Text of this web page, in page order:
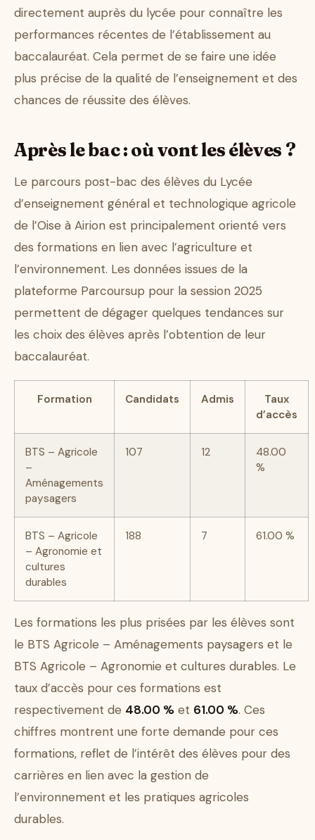
directement auprès du lycée pour connaître les
performances récentes de l’établissement au
baccalauréat. Cela permet de se faire une idée
plus précise de la qualité de l’enseignement et des
chances de réussite des élèves.
Après le bac : où vont les élèves ?
Le parcours post-bac des élèves du Lycée
d’enseignement général et technologique agricole
de l’Oise à Airion est principalement orienté vers
des formations en lien avec l’agriculture et
l’environnement. Les données issues de la
plateforme Parcoursup pour la session 2025
permettent de dégager quelques tendances sur
les choix des élèves après l’obtention de leur
baccalauréat.
Formation Candidats Admis
Taux
d’accès
BTS – Agricole
–
Aménagements
paysagers
107 12
48.00
%
BTS – Agricole
– Agronomie et
cultures
durables
188 7 61.00 %
Les formations les plus prisées par les élèves sont
le BTS Agricole – Aménagements paysagers et le
BTS Agricole – Agronomie et cultures durables. Le
taux d’accès pour ces formations est
respectivement de 48.00 % et 61.00 %. Ces
chiffres montrent une forte demande pour ces
formations, reflet de l’intérêt des élèves pour des
carrières en lien avec la gestion de
l’environnement et les pratiques agricoles
durables.